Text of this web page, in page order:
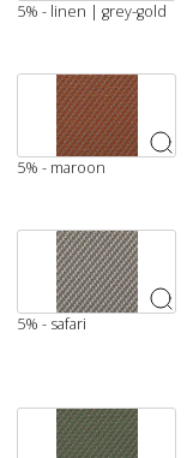
5% - linen | grey-gold
5% - maroon
5% - safari